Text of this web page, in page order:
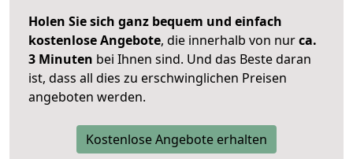
Holen Sie sich ganz bequem und einfach
kostenlose Angebote, die innerhalb von nurca.
3 Minuten bei Ihnen sind. Und das Beste daran
ist, dass all dies zu erschwinglichen Preisen
angeboten werden.
Kostenlose Angebote erhalten